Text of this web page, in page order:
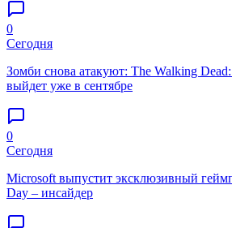
0
Сегодня
Зомби снова атакуют: The Walking
выйдет уже в сентябре
0
Сегодня
Microsoft выпустит эксклюзивный
Day – инсайдер